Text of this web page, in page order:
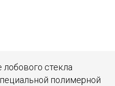
стекла
полимерной